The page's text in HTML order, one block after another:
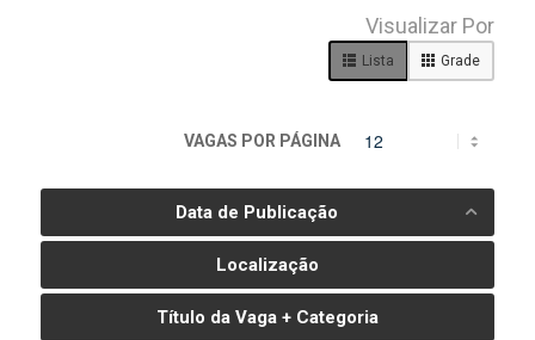
Visualizar Por
Lista Grade
VAGAS POR PÁGINA
Título da Vaga + Categoria
Localização
Data de Publicação